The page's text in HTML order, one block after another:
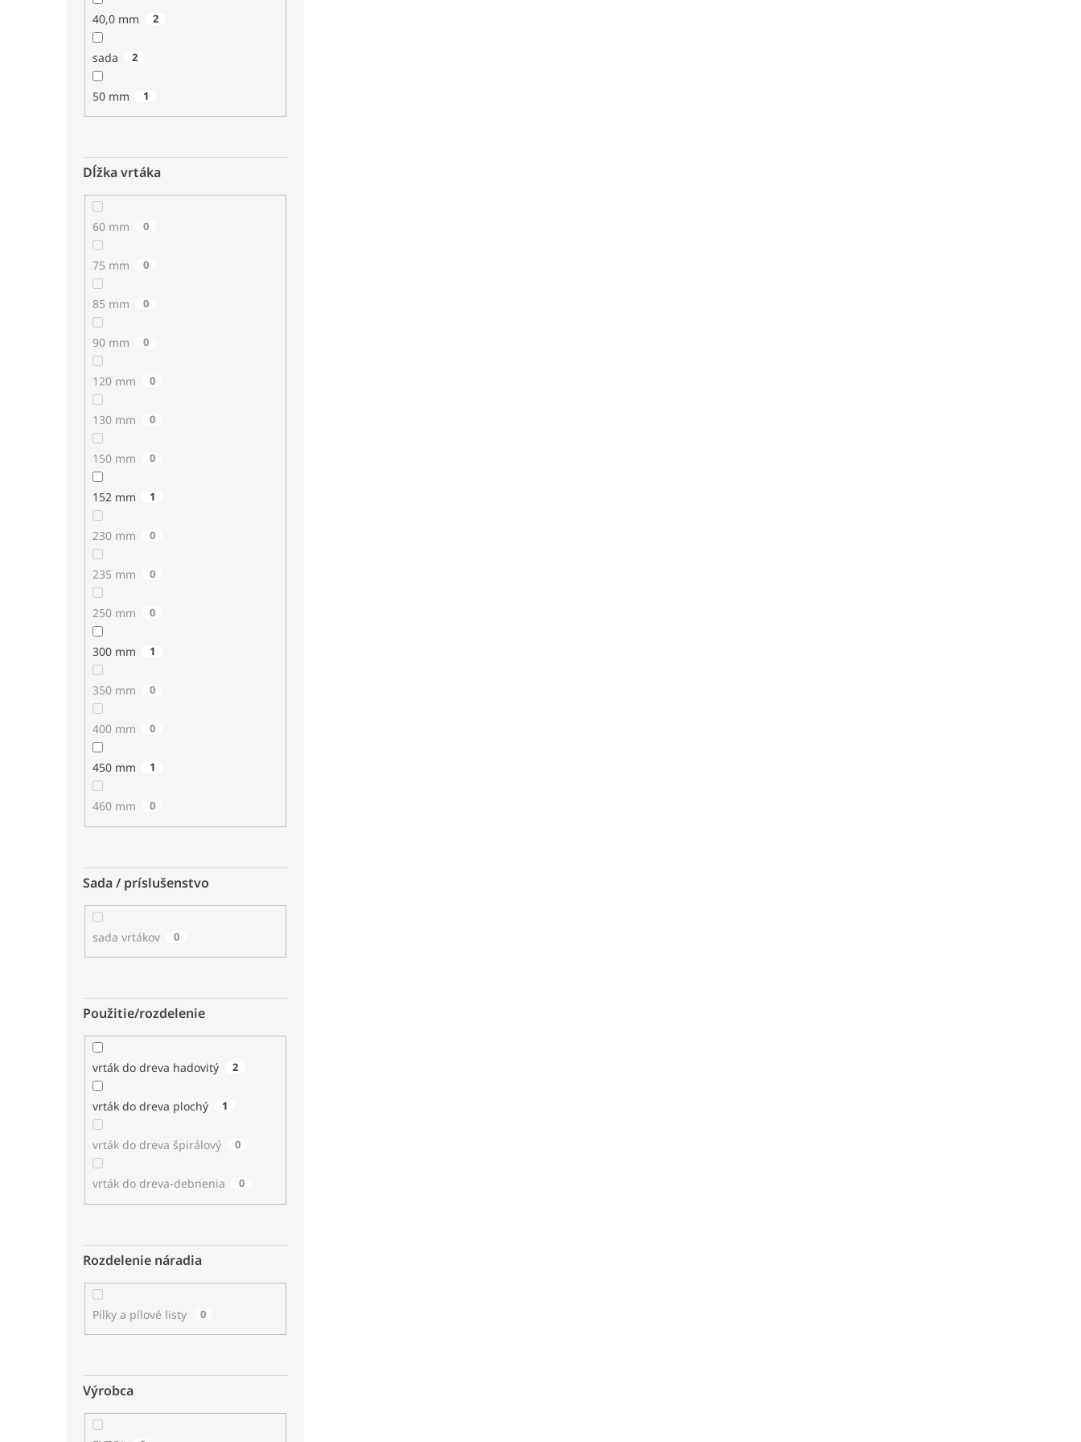
40,0 mm 2
sada 2
50 mm 1
Dĺžka vrtáka
60 mm 0
75 mm 0
85 mm 0
90 mm 0
120 mm 0
130 mm 0
150 mm 0
152 mm 1
230 mm 0
235 mm 0
250 mm 0
300 mm 1
350 mm 0
400 mm 0
450 mm 1
460 mm 0
Sada / príslušenstvo
sada vrtákov 0
Použitie/rozdelenie
vrták do dreva hadovitý 2
vrták do dreva plochý 1
vrták do dreva špirálový 0
vrták do dreva-debnenia 0
Rozdelenie náradia
Pílky a pílové listy 0
Výrobca